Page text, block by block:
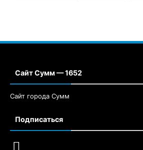
Сайт Сумм — 1652
Сайт города Сумм
Подписаться